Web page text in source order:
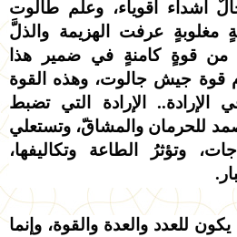
أشداء أقوياء، وعلم طالوت
مغلوبةٍ عرفت الهزيمة والذلَّ
من قوةٍ كامنةٍ في ضمير هذا
قوة جيش جالوت، وهذه القوة
الإرادة.. الإرادة التي تضبط
للحرمان والمشاقّ، وتستعلي
وتؤثرُ الطاعة وتكاليفها،
يكون للعدد والعدة والقوة، وإنما